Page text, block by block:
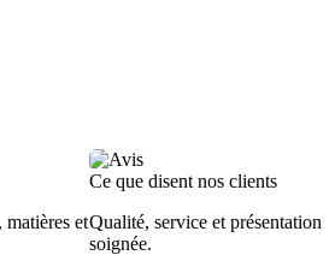
matières et
Ce que disent nos clients
Qualité, service et présentation
soignée.